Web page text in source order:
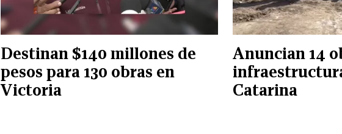
Destinan $140 millones de
pesos para 130 obras en
Victoria
Anuncian 14
Catarina